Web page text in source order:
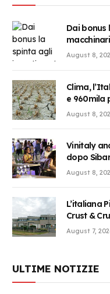
Dai bonus
macchinari
August 8,
Clima,
e 960mila
August 8,
Vinitaly
dopo
August 8,
L’italiana
Crust &
August 7,
ULTIME NOTIZIE